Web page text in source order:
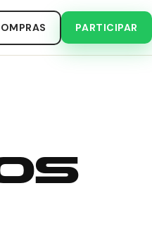
PARTICIPAR